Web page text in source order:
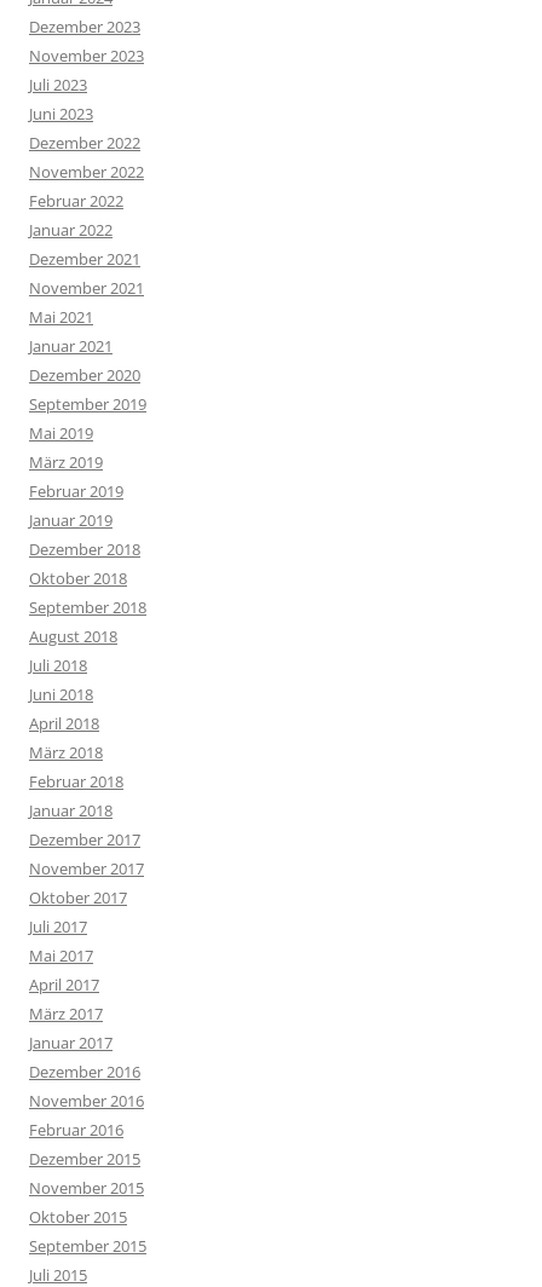
Dezember 2023
November 2023
Juli 2023
Juni 2023
Dezember 2022
November 2022
Februar 2022
Januar 2022
Dezember 2021
November 2021
Mai 2021
Januar 2021
Dezember 2020
September 2019
Mai 2019
März 2019
Februar 2019
Januar 2019
Dezember 2018
Oktober 2018
September 2018
August 2018
Juli 2018
Juni 2018
April 2018
März 2018
Februar 2018
Januar 2018
Dezember 2017
November 2017
Oktober 2017
Juli 2017
Mai 2017
April 2017
März 2017
Januar 2017
Dezember 2016
November 2016
Februar 2016
Dezember 2015
November 2015
Oktober 2015
September 2015
Juli 2015